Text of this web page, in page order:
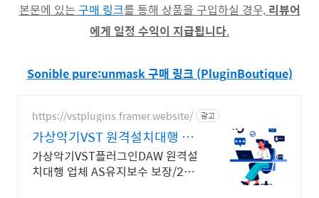
본문에 있는 구매 링크를 통해 상품을 구입하실 경우, 리뷰어
에게 일정 수익이 지급됩니다.
Sonible pure:unmask 구매 링크 (PluginBoutique)
https://vstplugins.framer.website/ 광고
가상악기VST 원격설치대행 가
상악기플러그인 원격설치대행
가상악기VST플러그인DAW 원격설
치대행 업체 AS유지보수 보장/24시